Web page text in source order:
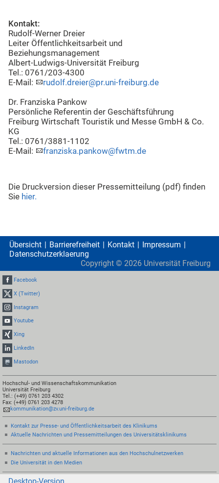
Kontakt:
Rudolf-Werner Dreier
Leiter Öffentlichkeitsarbeit und
Beziehungsmanagement
Albert-Ludwigs-Universität Freiburg
Tel.: 0761/203-4300
E-Mail:
rudolf.dreier@pr.uni-freiburg.de
Dr. Franziska Pankow
Persönliche Referentin der Geschäftsführung
Freiburg Wirtschaft Touristik und Messe GmbH & Co.
KG
Tel.: 0761/3881-1102
E-Mail:
franziska.pankow@fwtm.de
Die Druckversion dieser Pressemitteilung (pdf) finden
Sie hier.
Übersicht Barrierefreiheit Kontakt
Impressum
Datenschutzerklaerung
Copyright © 2026 Universität Freiburg
Facebook
X (Twitter)
Instagram
Youtube
Xing
LinkedIn
Mastodon
Hochschul- und Wissenschaftskommunikation
Universität Freiburg
Tel.: (+49) 0761 203 4302
Fax: (+49) 0761 203 4278
kommunikation@zv.uni-freiburg.de
Kontakt zur Presse- und Öffentlichkeitsarbeit des Klinikums
Aktuelle Nachrichten und Pressemitteilungen des Universitätsklinikums
Nachrichten und aktuelle Informationen aus den Hochschulnetzwerken
Die Universität in den Medien